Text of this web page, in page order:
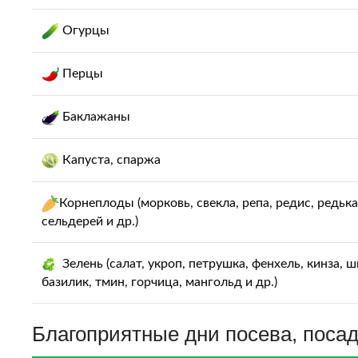
Огурцы
Перцы
Баклажаны
Капуста, спаржа
Корнеплоды (морковь, свекла, репа, редис,
сельдерей и др.)
Зелень (салат, укроп, петрушка, фенхель, кинза,
базилик, тмин, горчица, мангольд и др.)
Благоприятные дни посева,